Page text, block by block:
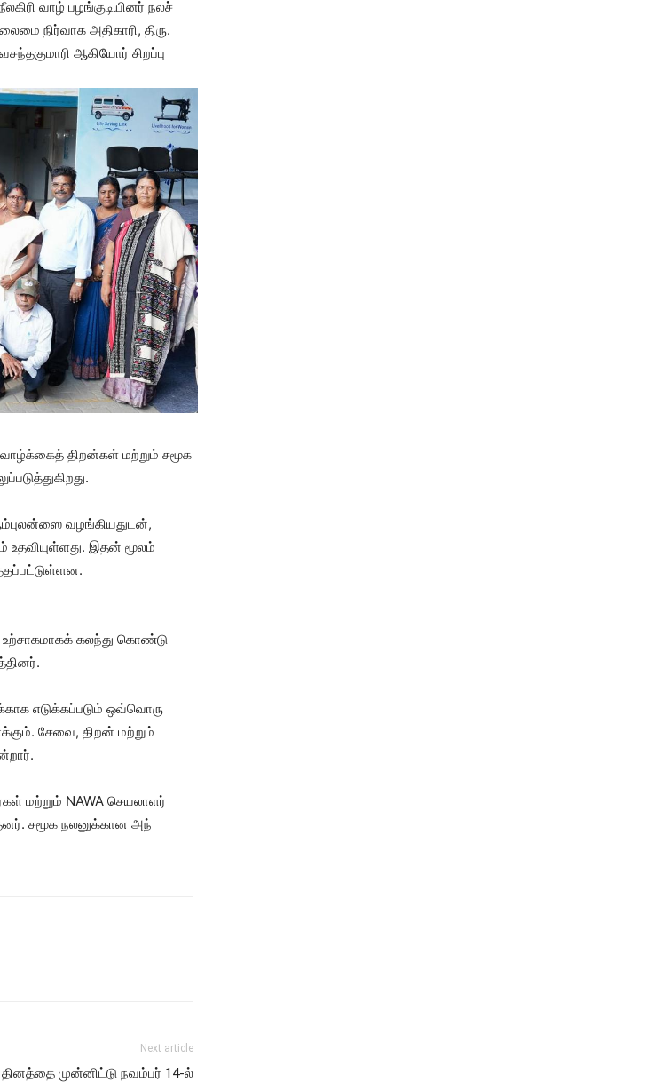
வாழ் பழங்குடியினர் நலச்
நிர்வாக அதிகாரி, திரு.
ஆகியோர் சிறப்பு
வாழ்க்கைத் திறன்கள் மற்றும் சமூக
வழங்கியதுடன்,
உதவியுள்ளது. இதன் மூலம்
உற்சாகமாகக் கலந்து கொண்டு
எடுக்கப்படும் ஒவ்வொரு
சேவை, திறன் மற்றும்
மற்றும் NAWA செயலாளர்
சமூக நலனுக்கான அந்
Next article
முன்னிட்டு நவம்பர் 14-ல்